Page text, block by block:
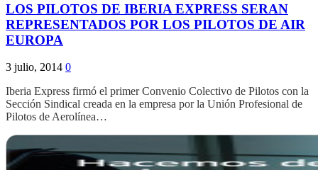
LOS PILOTOS DE IBERIA EXPRESS SERAN
REPRESENTADOS POR LOS PILOTOS DE AIR
EUROPA
3 julio, 2014 0
Iberia Express firmó el primer Convenio Colectivo de Pilotos con la
Sección Sindical creada en la empresa por la Unión Profesional de
Pilotos de Aerolínea…